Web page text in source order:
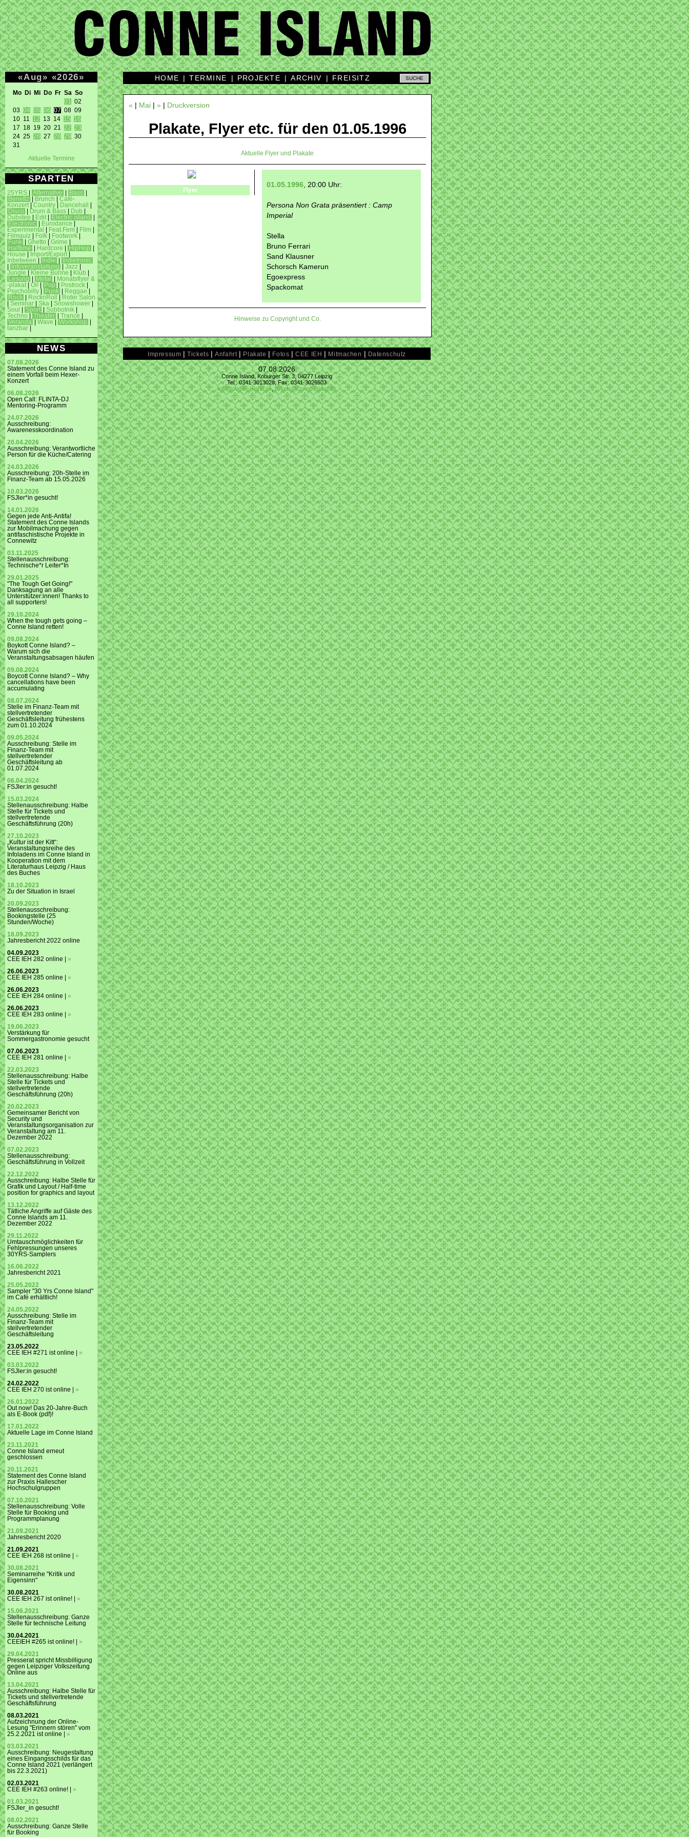
«Aug» «2026»
Mo Di Mi Do Fr Sa So
01
02
03 04 05 06 07 08 09
10 11 12 13 14 15
16
17 18 19 20 21 22
23
24 25 26 27 28 29 30
31
Aktuelle Termine
SPARTEN
25YRS Alternative Bass
Benefiz
Brunch
Café-
Konzert
Country Dancehall
Disco
Drum & Bass Dub
Dubstep
Edit Electric island
Electronic
Eurodance
Experimental
Feat.Fem Film
Filmquiz
Folk Footwork
Funk
Ghetto Grime
Halftime
Hardcore HipHop
House
Import/Export
Inbetween
Indie
Indietronic
Infoveranstaltung Jazz
Jungle
Kleine Bühne Klub
Lesung
Metal
Monatsflyer &
-plakat
Oi! Pop Postrock
Psychobilly
Punk Reggae
Rock
RocknRoll
Roter Salon
Seminar Ska Snowshower
Soul
Sport Subbotnik
Techno
Theater Trance
Veranda
Wave Workshop
tanzbar
NEWS
07.08.2026
Statement des Conne Island zu
einem Vorfall beim Hexer-
Konzert
06.08.2026
Open Call: FLINTA-DJ
Mentoring-Programm
24.07.2026
Ausschreibung:
Awarenesskoordination
20.04.2026
Ausschreibung: Verantwortliche
Person für die Küche/Catering
24.03.2026
Ausschreibung: 20h-Stelle im
Finanz-Team ab 15.05.2026
10.03.2026
FSJler*in gesucht!
14.01.2026
Gegen jede Anti-Antifa!
Statement des Conne Islands
zur Mobilmachung gegen
antifaschistische Projekte in
Connewitz
03.11.2025
Stellenausschreibung:
Technische*r Leiter*In
29.01.2025
"The Tough Get Going!"
Danksagung an alle
Unterstützer:innen! Thanks to
all supporters!
29.10.2024
When the tough gets going –
Conne Island retten!
09.08.2024
Boykott Conne Island? –
Warum sich die
Veranstaltungsabsagen häufen
09.08.2024
Boycott Conne Island? – Why
cancellations have been
accumulating
08.07.2024
Stelle im Finanz-Team mit
stellvertretender
Geschäftsleitung frühestens
zum 01.10.2024
09.05.2024
Ausschreibung: Stelle im
Finanz-Team mit
stellvertretender
Geschäftsleitung ab
01.07.2024
06.04.2024
FSJler:in gesucht!
15.03.2024
Stellenausschreibung: Halbe
Stelle für Tickets und
stellvertretende
Geschäftsführung (20h)
27.10.2023
„Kultur ist der Kitt“:
Veranstaltungsreihe des
Infoladens im Conne Island in
Kooperation mit dem
Literaturhaus Leipzig / Haus
des Buches
18.10.2023
Zu der Situation in Israel
20.09.2023
Stellenausschreibung:
Bookingstelle (25
Stunden/Woche)
18.09.2023
Jahresbericht 2022 online
04.09.2023
CEE IEH 282 online | »
26.06.2023
CEE IEH 285 online | »
26.06.2023
CEE IEH 284 online | »
26.06.2023
CEE IEH 283 online | »
19.06.2023
Verstärkung für
Sommergastronomie gesucht
07.06.2023
CEE IEH 281 online | »
22.03.2023
Stellenausschreibung: Halbe
Stelle für Tickets und
stellvertretende
Geschäftsführung (20h)
20.02.2023
Gemeinsamer Bericht von
Security und
Veranstaltungsorganisation zur
Veranstaltung am 11.
Dezember 2022
07.02.2023
Stellenausschreibung:
Geschäftsführung in Vollzeit
22.12.2022
Ausschreibung: Halbe Stelle für
Grafik und Layout / Half-time
position for graphics and layout
13.12.2022
Tätliche Angriffe auf Gäste des
Conne Islands am 11.
Dezember 2022
29.11.2022
Umtauschmöglichkeiten für
Fehlpressungen unseres
30YRS-Samplers
16.06.2022
Jahresbericht 2021
25.05.2022
Sampler "30 Yrs Conne Island"
im Café erhältlich!
24.05.2022
Ausschreibung: Stelle im
Finanz-Team mit
stellvertretender
Geschäftsleitung
23.05.2022
CEE IEH #271 ist online | »
03.03.2022
FSJler:in gesucht!
24.02.2022
CEE IEH 270 ist online | »
26.01.2022
Out now! Das 20-Jahre-Buch
als E-Book (pdf)!
17.01.2022
Aktuelle Lage im Conne Island
23.11.2021
Conne Island erneut
geschlossen
20.11.2021
Statement des Conne Island
zur Praxis Hallescher
Hochschulgruppen
07.10.2021
Stellenausschreibung: Volle
Stelle für Booking und
Programmplanung
21.09.2021
Jahresbericht 2020
21.09.2021
CEE IEH 268 ist online | »
30.08.2021
Seminarreihe "Kritik und
Eigensinn"
30.08.2021
CEE IEH 267 ist online! | »
15.06.2021
Stellenausschreibung: Ganze
Stelle für technische Leitung
30.04.2021
CEEIEH #265 ist online! | »
29.04.2021
Presserat spricht Missbilligung
gegen Leipziger Volkszeitung
Online aus
13.04.2021
Ausschreibung: Halbe Stelle für
Tickets und stellvertretende
Geschäftsführung
08.03.2021
Aufzeichnung der Online-
Lesung "Erinnern stören" vom
25.2.2021 ist online | »
03.03.2021
Ausschreibung: Neugestaltung
eines Eingangsschilds für das
Conne Island 2021 (verlängert
bis 22.3.2021)
02.03.2021
CEE IEH #263 online! | »
01.03.2021
FSJler_in gesucht!
08.02.2021
Ausschreibung: Ganze Stelle
für Booking
HOME |TERMINE | PROJEKTE |ARCHIV | FREISITZ
« | Mai | » | Druckversion
Plakate, Flyer etc. für den 01.05.1996
Aktuelle Flyer und Plakate
01.05.1996, 20:00 Uhr:
Persona Non Grata präsentiert : Camp
Imperial
Stella
Bruno Ferrari
Sand Klausner
Schorsch Kamerun
Egoexpress
Spackomat
Flyer
Hinweise zu Copyright und Co.
Impressum |Tickets |Anfahrt | Plakate | Fotos |CEE IEH | Mitmachen | Datenschutz
07.08.2026
Conne Island, Koburger Str. 3, 04277 Leipzig
Tel.: 0341-3013028, Fax: 0341-3026503
info@conne-island.de, tickets@conne-island.de